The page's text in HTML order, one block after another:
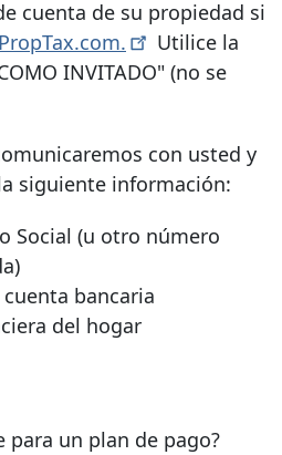
cuenta de su propiedad si
Utilice la
INVITADO" (no se
con usted y
siguiente información:
Social (u otro número
bancaria
del hogar
para un plan de pago?